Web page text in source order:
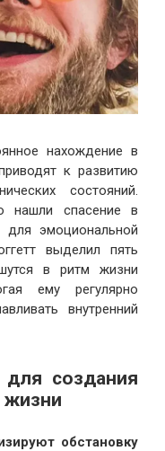
нахождение в
к развитию
состояний.
нашли спасение в
для эмоциональной
выделил пять
в ритм жизни
ему регулярно
внутренний
создания
жизни
обстановку